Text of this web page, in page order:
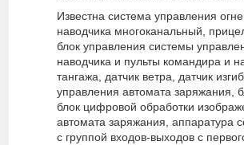
Известна система управления
наводчика многоканальный,
блок управления системы
наводчика и пульты командира и
тангажа, датчик ветра, датчик
управления автомата заряжания,
блок цифровой обработки
автомата заряжания, аппаратура
с группой входов-выходов с